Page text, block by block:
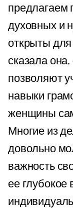
предлагаем
духовных и
открыты
сказала
позволяют
навыки
женщины
Многие из
довольно
важность
ее глубокое